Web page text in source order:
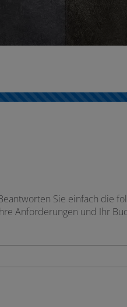
Sie einfach die
Anforderungen und Ihr